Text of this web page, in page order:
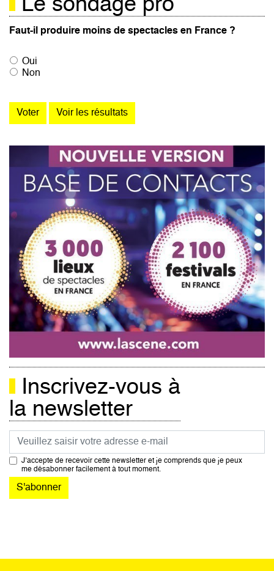
Le sondage pro
Faut-il produire moins de spectacles en France ?
Oui
Non
Inscrivez-vous à
la newsletter
Courriel
J’accepte de recevoir cette newsletter et je comprends que je peux
me désabonner facilement à tout moment.